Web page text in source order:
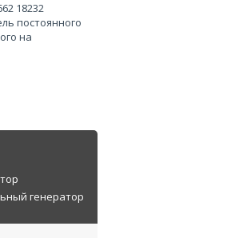
18232
постоянного
на
генератор